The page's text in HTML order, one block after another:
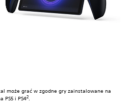
może grać w zgodne gry zainstalowane na
PS5 i PS42.